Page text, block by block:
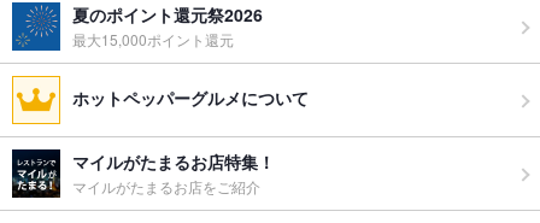
夏のポイント還元祭2026
最大15,000ポイント還元
ホットペッパーグルメについて
マイルがたまるお店特集！
マイルがたまるお店をご紹介